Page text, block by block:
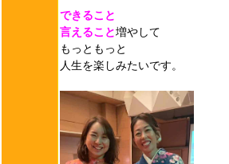
できること
言えること増やして
もっともっと
人生を楽しみたいです。